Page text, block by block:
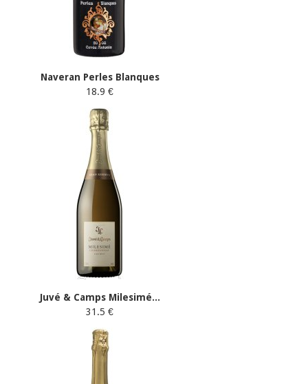
Naveran Perles Blanques
18.9 €
Juvé & Camps Milesimé...
31.5 €